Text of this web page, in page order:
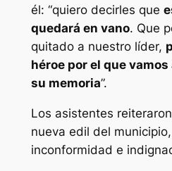
él: “quiero decirles que
quedará en vano. Que
quitado a nuestro líder,
héroe por el que
su memoria”.
Los asistentes
nueva edil del
inconformidad e